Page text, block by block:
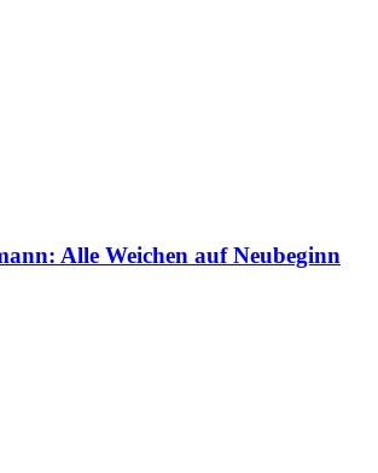
Alle Weichen auf Neubeginn